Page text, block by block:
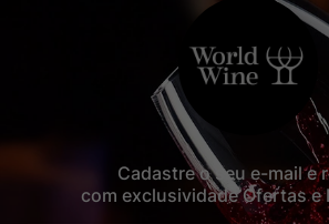
Cadastre o seu e-mail e
com exclusividade Ofertas e